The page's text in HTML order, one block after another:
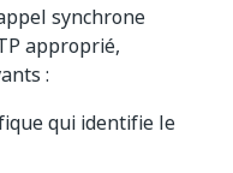
synchrone
approprié,
:
qui identifie le